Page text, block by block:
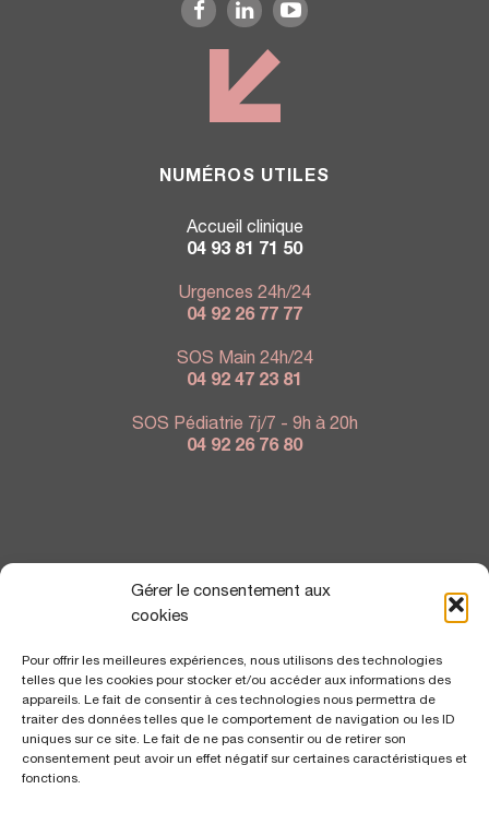
Gérer le consentement aux
cookies
Pour offrir les meilleures expériences, nous utilisons des technologies
telles que les cookies pour stocker et/ou accéder aux informations des
appareils. Le fait de consentir à ces technologies nous permettra de
traiter des données telles que le comportement de navigation ou les ID
uniques sur ce site. Le fait de ne pas consentir ou de retirer son
consentement peut avoir un effet négatif sur certaines caractéristiques et
fonctions.
NUMÉROS UTILES
Accueil clinique
04 93 81 71 50
Urgences 24h/24
04 92 26 77 77
SOS Main 24h/24
04 92 47 23 81
SOS Pédiatrie 7j/7 - 9h à 20h
04 92 26 76 80
NOUS TROUVER